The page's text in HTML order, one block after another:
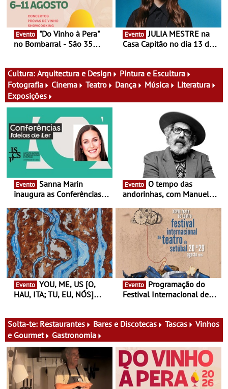
Evento
no Bombarral - São 35
experiências
Evento JULIA MESTRE na
Casa Capitão no dia 13 de
Cultura: Arquitectura e Design
Pintura e Escultura
Fotografia
Cinema Teatro Dança Música
Literatura
Exposições
Evento
inaugura as Conferências
Antiga primeira-ministra da
Finlândia é a convidada da
primeira edição do novo
ciclo de debates dedicado
aos grandes temas do
nosso tempo
Evento
andorinhas, com Manuel
Atum - Concerto
performance na MAAT
Gallery a 3 de Setembro,
19:30
Evento
HAU, ITA; TU, EU, NÓS]
13 de Dezembro
Evento
Festival Internacional de
29 de Agosto
Solta-te: Restaurantes Bares e Discotecas Tascas
Vinhos
e Gourmet
Gastronomia